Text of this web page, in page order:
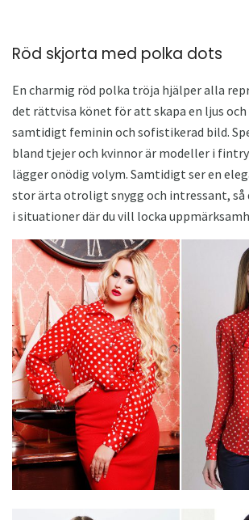
Röd skjorta med polka dots
En charmig röd polka tröja hjälper alla
det rättvisa könet för att skapa en ljus och
samtidigt feminin och sofistikerad bild.
bland tjejer och kvinnor är modeller i
lägger onödig volym. Samtidigt ser en
stor ärta otroligt snygg och intressant, så
i situationer där du vill locka